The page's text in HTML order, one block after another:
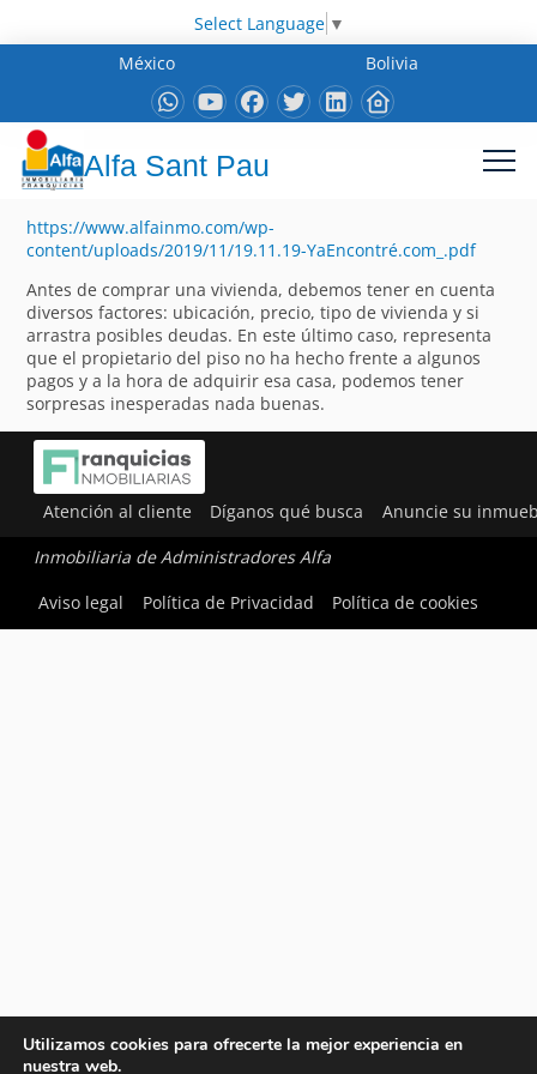
Select Language ▼
México
Bolivia
Alfa Sant Pau
https://www.alfainmo.com/wp-
content/uploads/2019/11/19.11.19-YaEncontré.com_.pdf
Antes de comprar una vivienda, debemos tener en cuenta
diversos factores: ubicación, precio, tipo de vivienda y si
arrastra posibles deudas. En este último caso, representa
que el propietario del piso no ha hecho frente a algunos
pagos y a la hora de adquirir esa casa, podemos tener
sorpresas inesperadas nada buenas.
Atención al cliente Díganos qué busca Anuncie su
Inmobiliaria de Administradores Alfa
Aviso legal
Política de Privacidad Política de cookies
Utilizamos cookies para ofrecerte la mejor experiencia en
nuestra web.